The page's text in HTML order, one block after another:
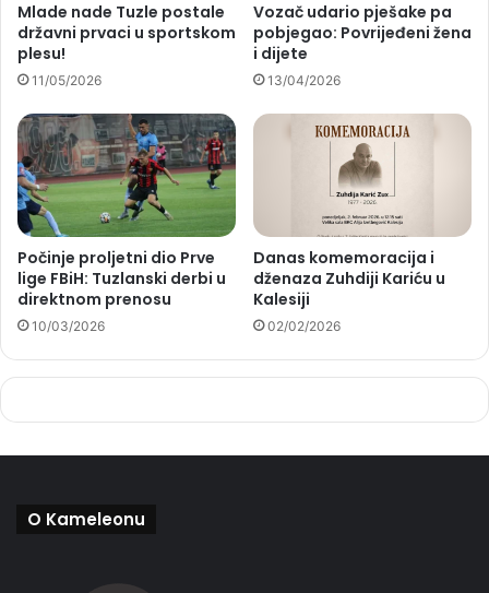
Mlade nade Tuzle postale
državni prvaci u sportskom
plesu!
11/05/2026
Vozač udario pješake pa
pobjegao: Povrijeđeni žena
i dijete
13/04/2026
Počinje proljetni dio Prve
lige FBiH: Tuzlanski derbi u
direktnom prenosu
10/03/2026
Danas komemoracija i
dženaza Zuhdiji Kariću u
Kalesiji
02/02/2026
O Kameleonu